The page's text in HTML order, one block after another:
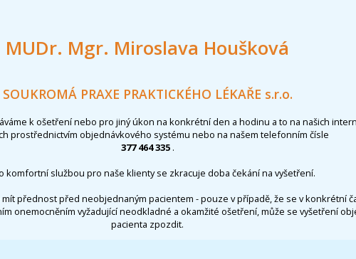
MUDr. Mgr. Miroslava Houšková
SOUKROMÁ PRAXE PRAKTICKÉHO LÉKAŘE s.r.o.
k ošetření nebo pro jiný úkon na konkrétní den a hodinu a to na našich
prostřednictvím objednávkového systému nebo na našem telefonním čísle
377 464 335 .
komfortní službou pro naše klienty se zkracuje doba čekání na vyšetření.
přednost před neobjednaným pacientem - pouze v případě, že se v konkrétní
onemocněním vyžadující neodkladné a okamžité ošetření, může se vyšetření
pacienta zpozdit.